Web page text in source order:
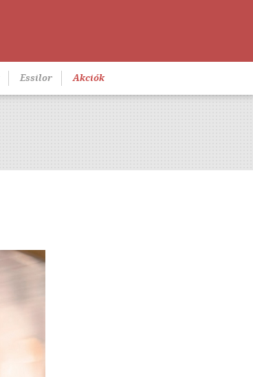
Essilor Akciók